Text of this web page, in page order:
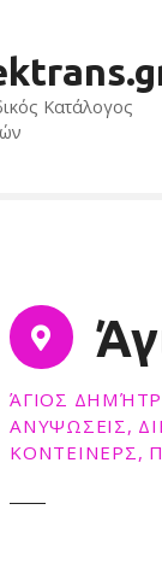
Κατάλογος
ΆΓΙΟΣ
ΑΝΥΨΩΣΕΙΣ,
ΚΟΝΤΕΙΝΕΡΣ,